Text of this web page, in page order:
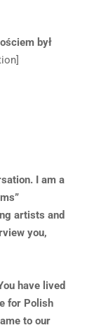
był
I am a
artists and
you,
have lived
for Polish
to our